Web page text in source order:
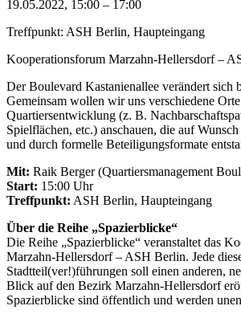
19.05.2022, 15:00 – 17:00
Treffpunkt: ASH Berlin, Haupteingang
Kooperationsforum Marzahn-Hellersdorf –
Der Boulevard Kastanienallee verändert sich
Gemeinsam wollen wir uns verschiedene
Quartiersentwicklung (z. B.
Spielflächen, etc.) anschauen, die auf
und durch formelle Beteiligungsformate
Mit: Raik Berger (Quartiersmanagement
Start: 15:00 Uhr
Treffpunkt: ASH Berlin, Haupteingang
Über die Reihe „Spazierblicke“
Die Reihe „Spazierblicke“ veranstaltet das
Marzahn-Hellersdorf – ASH Berlin. Jede
Stadtteil(ver!)führungen soll einen anderen,
Blick auf den Bezirk Marzahn-Hellersdorf
Spazierblicke sind öffentlich und werden